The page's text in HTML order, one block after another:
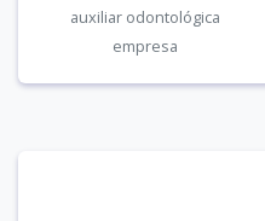
auxiliar odontológica
empresa